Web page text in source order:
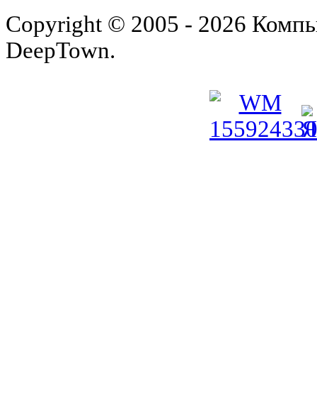
Copyright © 2005 - 2026
DeepTown.